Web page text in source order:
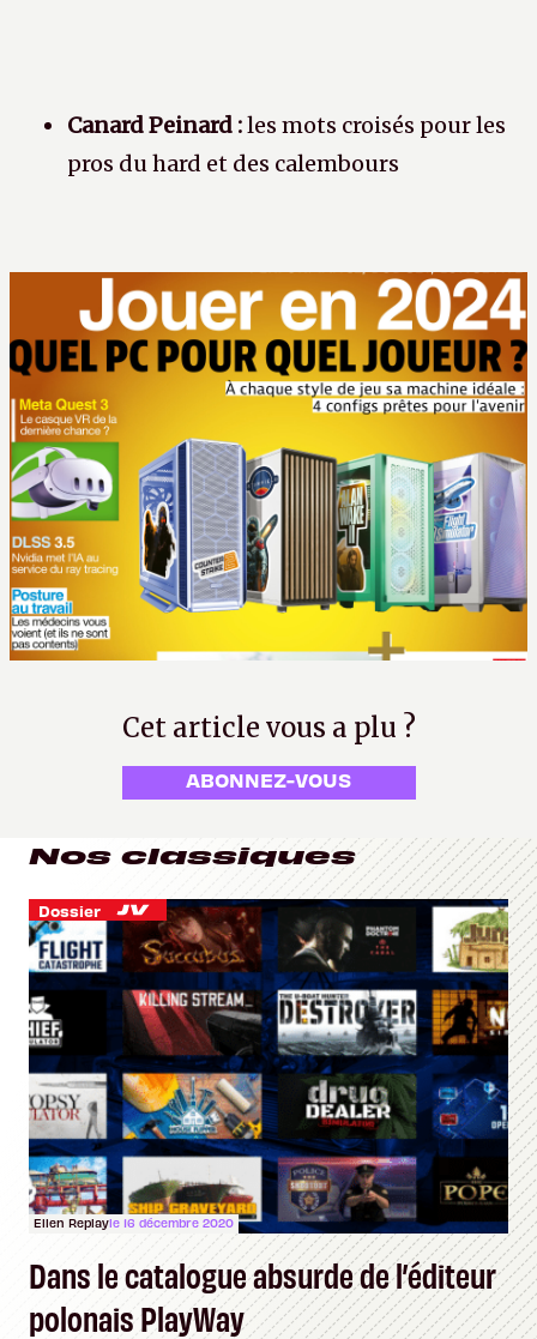
Canard Peinard :les mots croisés pour les
pros du hard et des calembours
Cet article vous a plu ?
ABONNEZ-VOUS
Nos classiques
Dossier
Ellen Replayle 16 décembre 2020
Dans le catalogue absurde de l’éditeur
polonais PlayWay